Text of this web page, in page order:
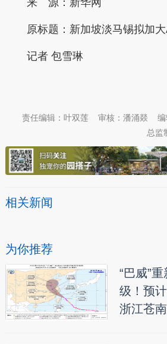
来 源：新华网
原标题： 新加坡淡马锡拟加
记者 包雪琳
审核：潘涌燚
责任编辑：叶双莲
总监
相关新闻
为你推荐
“巴威”
级！预
浙江苍